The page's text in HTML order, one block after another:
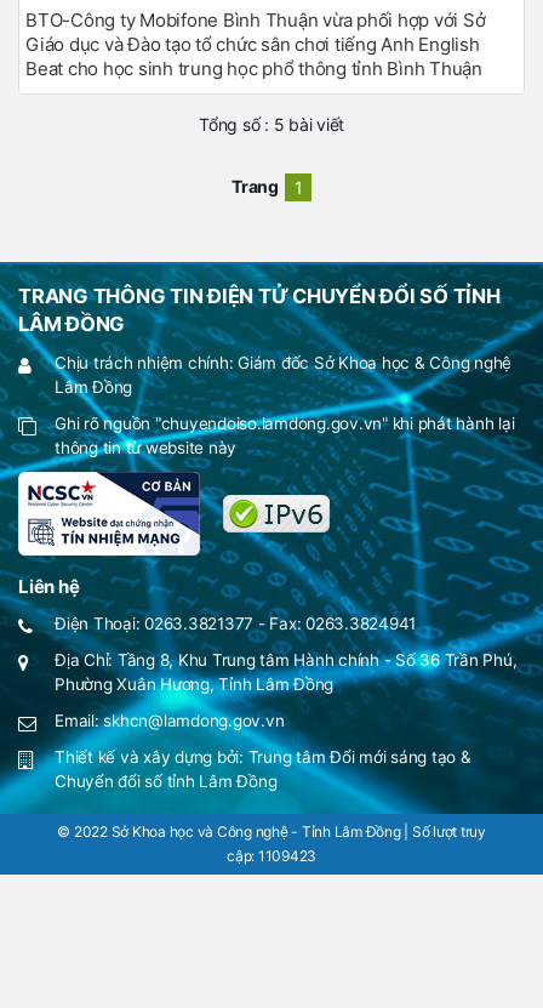
BTO-Công ty Mobifone Bình Thuận vừa phối hợp với Sở
Giáo dục và Đào tạo tổ chức sân chơi tiếng Anh English
Beat cho học sinh trung học phổ thông tỉnh Bình Thuận
Tổng số : 5 bài viết
Trang 1
TRANG THÔNG TIN ĐIỆN TỬ CHUYỂN ĐỔI SỐ TỈNH
LÂM ĐỒNG
Chịu trách nhiệm chính: Giám đốc Sở Khoa học & Công nghệ
Lâm Đồng
Ghi rõ nguồn "chuyendoiso.lamdong.gov.vn" khi phát hành lại
thông tin từ website này
Liên hệ
Điện Thoại: 0263.3821377 - Fax: 0263.3824941
Địa Chỉ: Tầng 8, Khu Trung tâm Hành chính - Số 36 Trần Phú,
Phường Xuân Hương, Tỉnh Lâm Đồng
Email: skhcn@lamdong.gov.vn
Thiết kế và xây dựng bởi: Trung tâm Đổi mới sáng tạo &
Chuyển đổi số tỉnh Lâm Đồng
© 2022 Sở Khoa học và Công nghệ - Tỉnh Lâm Đồng | Số lượt truy
cập: 1109423